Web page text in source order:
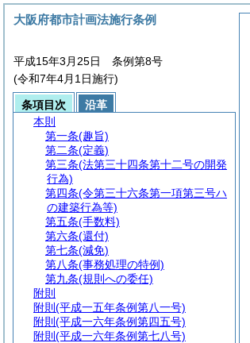
大阪府都市計画法施行条例
平成15年3月25日 条例第8号
(令和7年4月1日施行)
条項目次
沿革
本則
第一条(趣旨)
第二条(定義)
第三条(法第三十四条第十二号の開発
行為)
第四条(令第三十六条第一項第三号ハ
の建築行為等)
第五条(手数料)
第六条(還付)
第七条(減免)
第八条(事務処理の特例)
第九条(規則への委任)
附則
附則 (平成一五年条例第八一号)
附則 (平成一六年条例第四五号)
附則 (平成一六年条例第七八号)